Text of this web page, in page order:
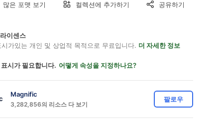
많은 포맷 보기 컬렉션에 추가하기 공유하기
이센스
가있는 개인 및 상업적 목적으로 무료입니다. 더 자세한 정보
시가 필요합니다. 어떻게 속성을 지정하나요?
Magnific
3,282,856의 리소스 다 보기
팔로우